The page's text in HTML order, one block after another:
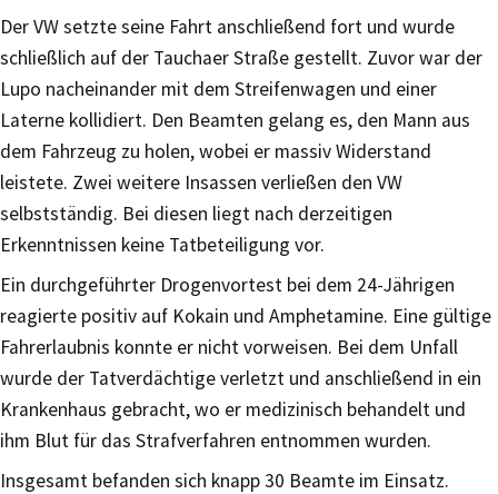
Der VW setzte seine Fahrt anschließend fort und wurde
schließlich auf der Tauchaer Straße gestellt. Zuvor war der
Lupo nacheinander mit dem Streifenwagen und einer
Laterne kollidiert. Den Beamten gelang es, den Mann aus
dem Fahrzeug zu holen, wobei er massiv Widerstand
leistete. Zwei weitere Insassen verließen den VW
selbstständig. Bei diesen liegt nach derzeitigen
Erkenntnissen keine Tatbeteiligung vor.
Ein durchgeführter Drogenvortest bei dem 24-Jährigen
reagierte positiv auf Kokain und Amphetamine. Eine gültige
Fahrerlaubnis konnte er nicht vorweisen. Bei dem Unfall
wurde der Tatverdächtige verletzt und anschließend in ein
Krankenhaus gebracht, wo er medizinisch behandelt und
ihm Blut für das Strafverfahren entnommen wurden.
Insgesamt befanden sich knapp 30 Beamte im Einsatz.